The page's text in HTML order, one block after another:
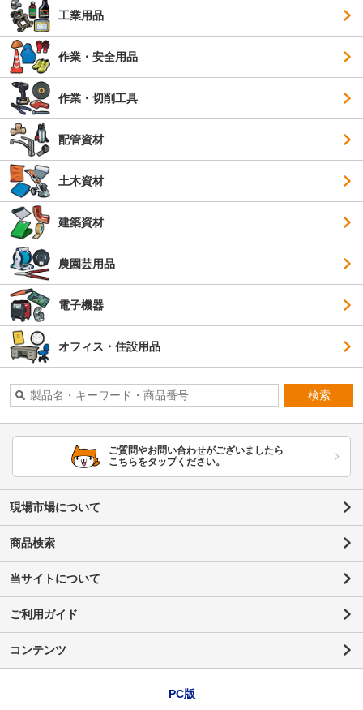
工業用品
作業・安全用品
作業・切削工具
配管資材
土木資材
建築資材
農園芸用品
電子機器
オフィス・住設用品
検索
ご質問やお問い合わせがございましたら
こちらをタップください。
現場市場について
商品検索
当サイトについて
ご利用ガイド
コンテンツ
PC版